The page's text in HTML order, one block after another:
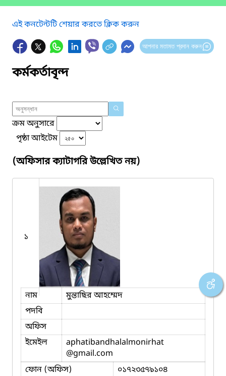
এই কনটেন্টটি শেয়ার করতে ক্লিক করুন
আপনার মতামত প্রদান করুন
কর্মকর্তাবৃন্দ
ক্রম অনুসারে
পৃষ্ঠা আইটেম
(অফিসার ক্যাটাগরি উল্লেখিত নয়)
১
নাম
মুন্তাছির আহম্মেদ
পদবি
অফিস
ইমেইল
aphatibandhalalmonirhat
@gmail.com
ফোন (অফিস)
০১৭২৩৫৭৯১০৪